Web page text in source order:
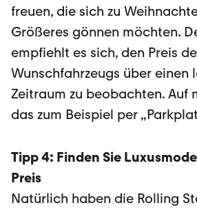
freuen, die sich zu
Größeres gönnen möchten.
empfiehlt es sich, den Preis
Wunschfahrzeugs über einen
Zeitraum zu beobachten. Auf
das zum Beispiel per
Tipp 4: Finden Sie
Preis
Natürlich haben die Rolling